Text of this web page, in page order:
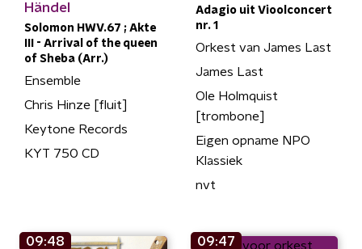
Händel
Solomon HWV.67 ; Akte
III - Arrival of the queen
of Sheba (Arr.)
Ensemble
Chris Hinze [fluit]
Keytone Records
KYT 750 CD
Adagio uit Vioolconcert
nr. 1
Orkest van James Last
James Last
Ole Holmquist
[trombone]
Eigen opname NPO
Klassiek
nvt
09:48 09:47